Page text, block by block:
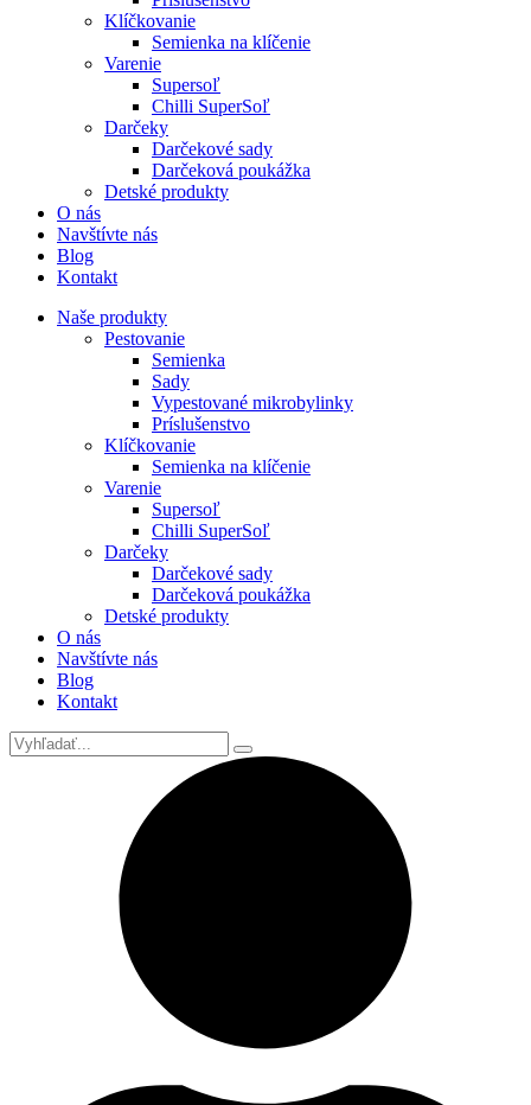
Klíčkovanie
Semienka na klíčenie
Varenie
Supersoľ
Chilli SuperSoľ
Darčeky
Darčekové sady
Darčeková poukážka
Detské produkty
O nás
Navštívte nás
Blog
Kontakt
Naše produkty
Pestovanie
Semienka
Sady
Vypestované mikrobylinky
Príslušenstvo
Klíčkovanie
Semienka na klíčenie
Varenie
Supersoľ
Chilli SuperSoľ
Darčeky
Darčekové sady
Darčeková poukážka
Detské produkty
O nás
Navštívte nás
Blog
Kontakt